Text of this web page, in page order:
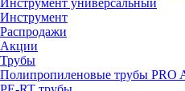
Инструмент универсальный
Инструмент
Распродажи
Акции
Трубы
Полипропиленовые трубы PRO